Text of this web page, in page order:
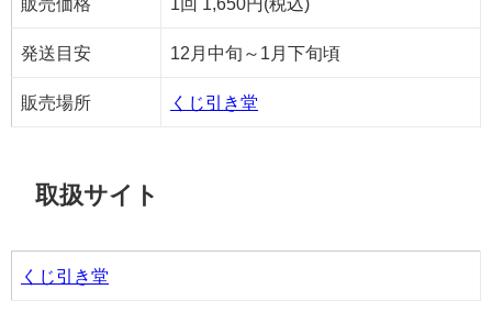
販売価格 1回 1,650円(税込)
発送目安 12月中旬～1月下旬頃
販売場所 くじ引き堂
取扱サイト
くじ引き堂